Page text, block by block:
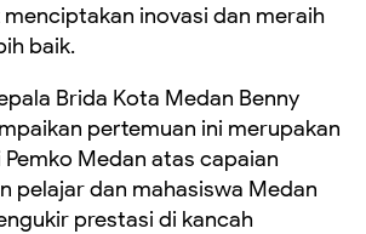
inovasi dan meraih
baik.
Brida Kota Medan Benny
pertemuan ini merupakan
Medan atas capaian
pelajar dan mahasiswa Medan
prestasi di kancah